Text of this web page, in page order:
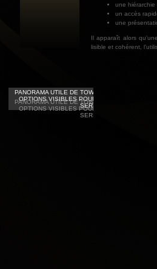
une hiérarchie
un accès
une
Il apparaît alors
lisible et cohérent,
PANORAMA UTILE DE TOWER RUSH À TRAVERS
OPTIONS VISIBLES POUR UNE NAVIGATION
SEREINE
PANORAMA UTILE DE TOWER RUSH À TRAVERS
OPTIONS VISIBLES POUR UNE NAVIGATION
SEREINE